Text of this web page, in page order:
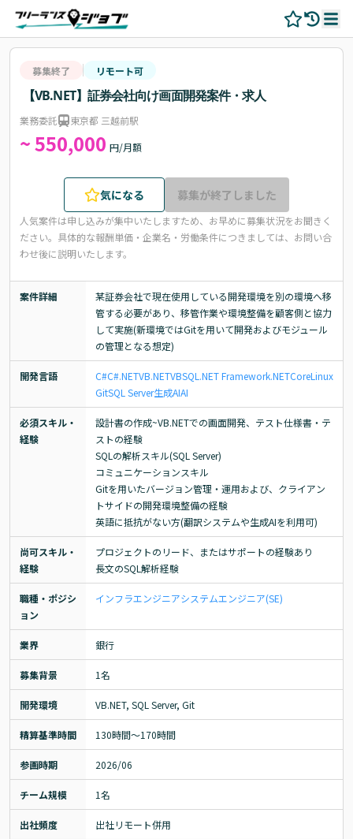
募集終了 リモート可
【VB.NET】証券会社向け画面開発案件・求人
業務委託 東京都 三越前駅
~ 550,000 円/月額
気になる 募集が終了しました
人気案件は申し込みが集中いたしますため、お早めに募集状況をお聞きく
ださい。 具体的な報酬単価・企業名・労働条件につきましては、お問い合
わせ後に説明いたします。
案件詳細
某証券会社で現在使用している開発環境を別の環境へ移
管する必要があり、移管作業や環境整備を顧客側と協力
して実施(新環境ではGitを用いて開発およびモジュール
の管理となる想定)
開発言語 C#C#.NETVB.NETVBSQL .NET Framework.NETCoreLinux
GitSQL Server生成AIAI
必須スキル・
経験
設計書の作成~VB.NETでの画面開発、テスト仕様書・テ
ストの経験
SQLの解析スキル(SQL Server)
コミュニケーションスキル
Gitを用いたバージョン管理・運用および、クライアン
トサイドの開発環境整備の経験
英語に抵抗がない方(翻訳システムや生成AIを利用可)
尚可スキル・
経験
プロジェクトのリード、またはサポートの経験あり
長文のSQL解析経験
職種・ポジシ
ョン
インフラエンジニアシステムエンジニア(SE)
業界 銀行
募集背景 1名
開発環境 VB.NET, SQL Server, Git
精算基準時間 130時間〜170時間
参画時期 2026/06
チーム規模 1名
出社頻度 出社リモート併用